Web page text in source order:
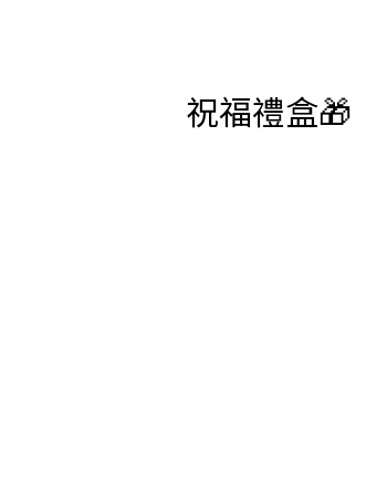
祝福禮盒🎁